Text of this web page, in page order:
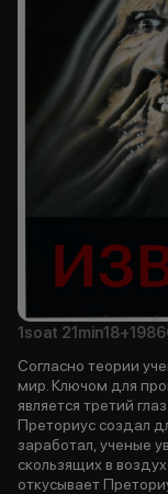
1soat 21min18+1986
Согласно теории
мир. Ключом для
является третий
Преториус создал
заработал, ученые
скользящих в
откусывает